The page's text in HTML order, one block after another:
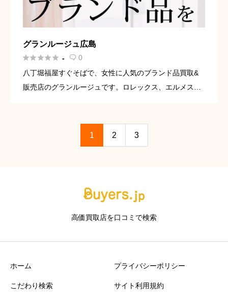
グランルージュ広島
 -  0
八丁堀福屋すぐそばで、女性に人気のブランド品買取&
販売店のグランルージュです。ロレックス、エルメス、
1 2 3
高価買取店を口コミで検索
ホーム
こだわり検索
プライバシーポリシー
サイト利用規約